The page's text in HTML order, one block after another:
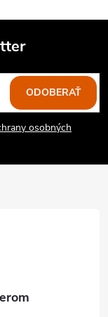
osobných
ODOBERAŤ